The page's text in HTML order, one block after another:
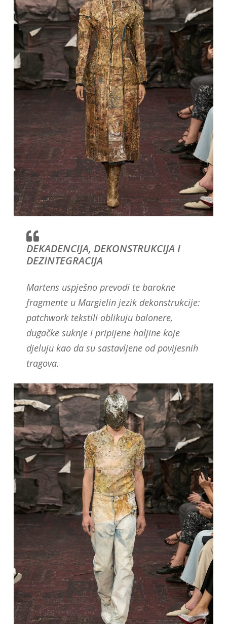
DEKADENCIJA, DEKONSTRUKCIJA I
DEZINTEGRACIJA
Martens uspješno prevodi te barokne
fragmente u Margielin jezik dekonstrukcije:
patchwork tekstili oblikuju balonere,
dugačke suknje i pripijene haljine koje
djeluju kao da su sastavljene od povijesnih
tragova.